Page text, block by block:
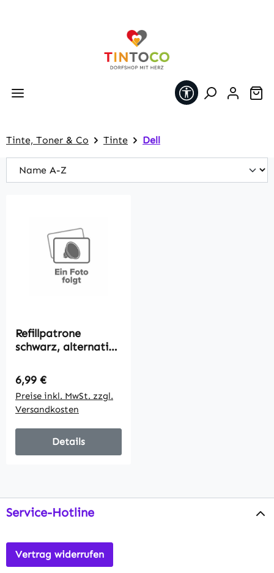
Werkzeugleiste
Tinte, Toner & Co Tinte Dell
Refillpatrone
schwarz, alternativ
28ml
Regulärer Preis:
6,99 €
Preise inkl. MwSt. zzgl.
Versandkosten
Details
Service-Hotline
Vertrag widerrufen